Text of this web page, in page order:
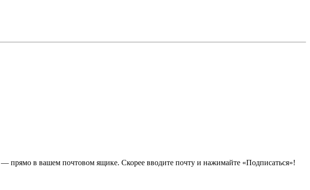
в вашем почтовом ящике. Скорее вводите почту и нажимайте «Подписаться»!